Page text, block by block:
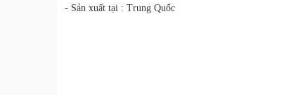
- Sản xuất tại : Trung Quốc